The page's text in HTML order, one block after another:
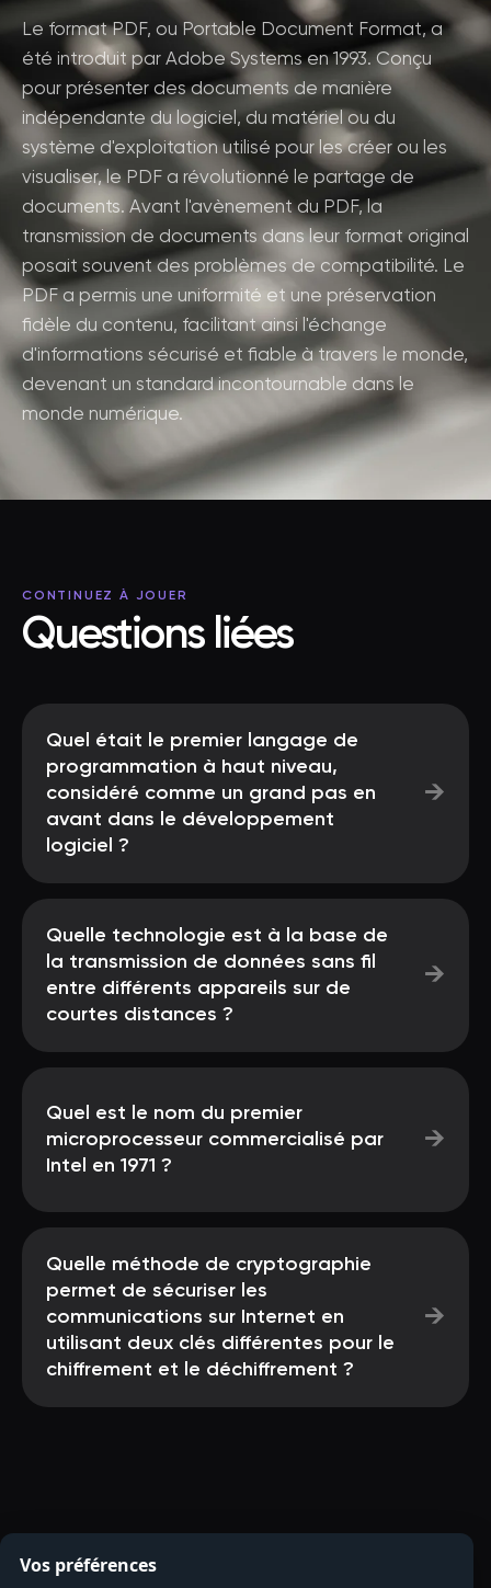
Le format PDF, ou Portable Document Format, a
été introduit par Adobe Systems en 1993. Conçu
pour présenter des documents de manière
indépendante du logiciel, du matériel ou du
système d'exploitation utilisé pour les créer ou les
visualiser, le PDF a révolutionné le partage de
documents. Avant l'avènement du PDF, la
transmission de documents dans leur format original
posait souvent des problèmes de compatibilité. Le
PDF a permis une uniformité et une préservation
fidèle du contenu, facilitant ainsi l'échange
d'informations sécurisé et fiable à travers le monde,
devenant un standard incontournable dans le
monde numérique.
CONTINUEZ À JOUER
Questions liées
Quel était le premier langage de
programmation à haut niveau,
considéré comme un grand pas en
avant dans le développement
logiciel ?
→
Quelle technologie est à la base de
la transmission de données sans fil
entre différents appareils sur de
courtes distances ?
→
Quel est le nom du premier
microprocesseur commercialisé par
Intel en 1971 ?
→
Quelle méthode de cryptographie
permet de sécuriser les
communications sur Internet en
utilisant deux clés différentes pour le
chiffrement et le déchiffrement ?
→
Vos préférences